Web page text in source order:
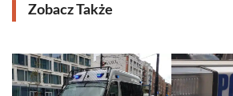
Zobacz Także